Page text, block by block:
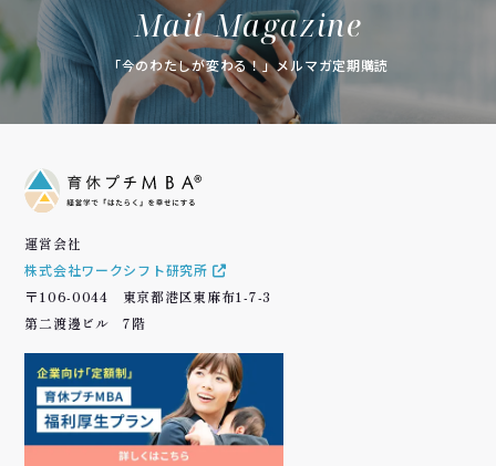
Mail Magazine
「今のわたしが変わる！」メルマガ定期購読
運営会社
株式会社ワークシフト研究所
〒106-0044 東京都港区東麻布1-7-3
第二渡邊ビル 7階